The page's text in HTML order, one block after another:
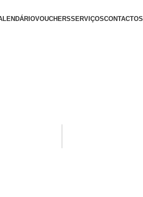
VOUCHERSSERVIÇOSCONTACTOS